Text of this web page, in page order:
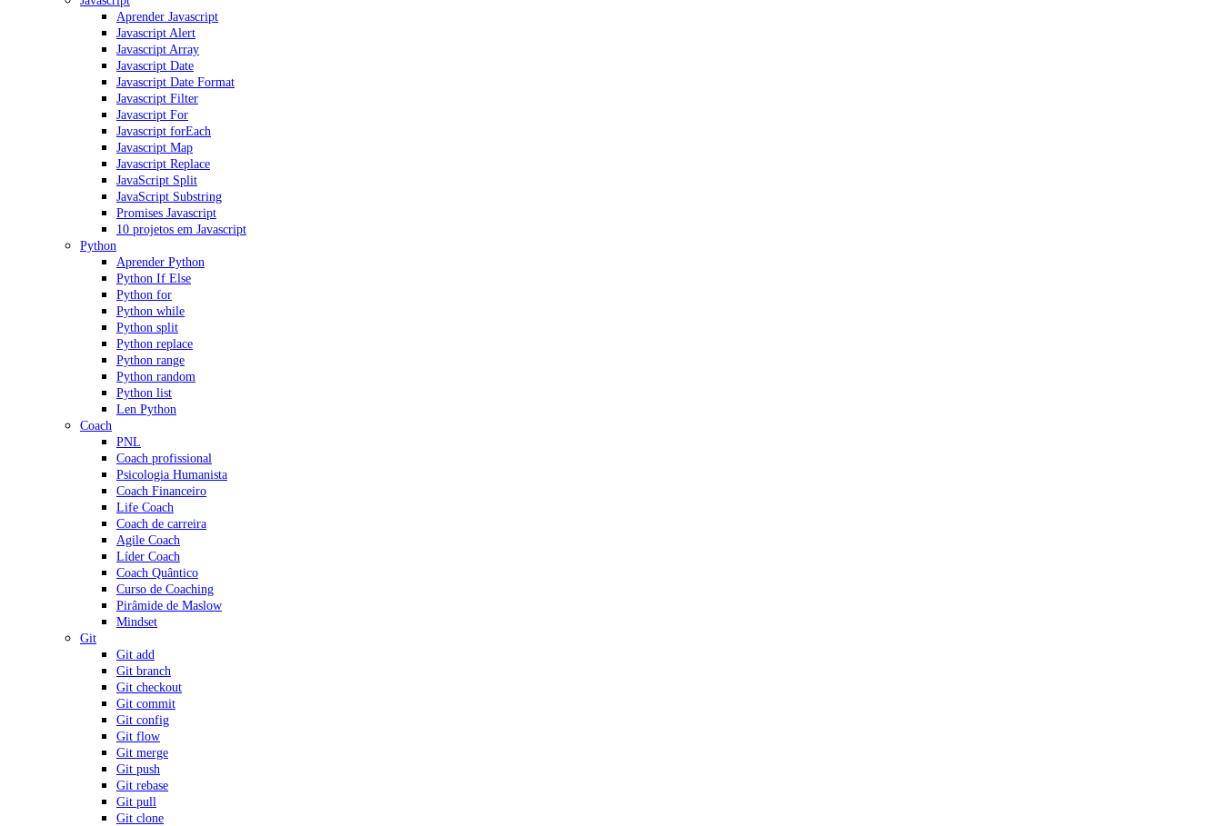
Aprender Javascript
Javascript Alert
Javascript Array
Javascript Date
Javascript Date Format
Javascript Filter
Javascript For
Javascript forEach
Javascript Map
Javascript Replace
JavaScript Split
JavaScript Substring
Promises Javascript
10 projetos em Javascript
Python
Aprender Python
Python If Else
Python for
Python while
Python split
Python replace
Python range
Python random
Python list
Len Python
Coach
PNL
Coach profissional
Psicologia Humanista
Coach Financeiro
Life Coach
Coach de carreira
Agile Coach
Líder Coach
Coach Quântico
Curso de Coaching
Pirâmide de Maslow
Mindset
Git
Git add
Git branch
Git checkout
Git commit
Git config
Git flow
Git merge
Git push
Git rebase
Git pull
Git clone